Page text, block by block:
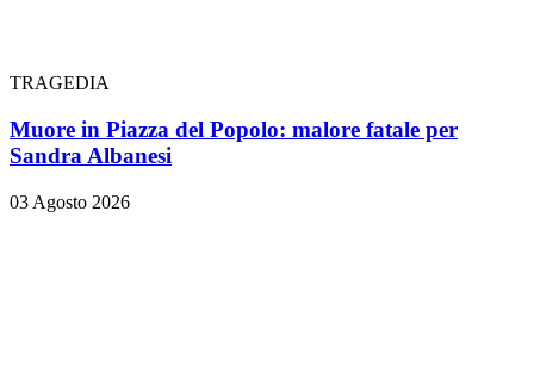
TRAGEDIA
Muore in Piazza del Popolo: malore fatale per
Sandra Albanesi
03 Agosto 2026